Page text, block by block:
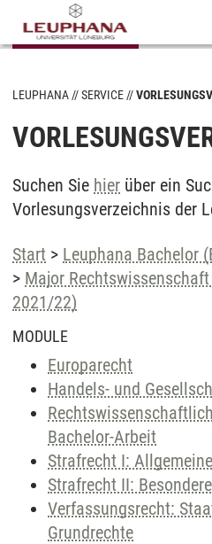
LEUPHANA SERVICE
Suchen Sie hier über ein
Vorlesungsverzeichnis der
Start > Leuphana Bachelor
> Major
2021/22)
MODULE
Europarecht
Handels- und
Bachelor-Arbeit
Strafrecht I:
Strafrecht II:
Verfassungsrecht:
Grundrechte